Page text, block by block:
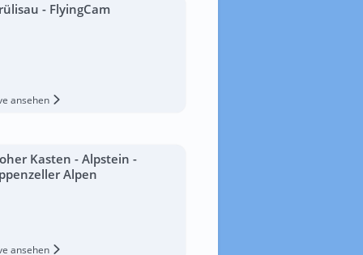
- FlyingCam
ansehen
Kasten - Alpstein -
Alpen
ansehen